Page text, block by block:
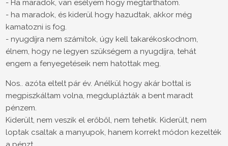
- Ha maradok, van esélyem hogy megtarthatom.
- ha maradok, és kiderül hogy hazudtak, akkor még
kamatozni is fog.
- nyugdíjra nem számítok, úgy kell takarékoskodnom,
élnem, hogy ne legyen szükségem a nyugdíjra, tehát
engem a fenyegetéseik nem hatottak meg.
Nos.. azóta eltelt pár év. Anélkül hogy akár bottal is
megpiszkáltam volna, megduplázták a bent maradt
pénzem.
Kiderült, nem veszik el erőből, nem tehetik. Kiderült, nem
loptak csaltak a manyupok, hanem korrekt módon kezelték